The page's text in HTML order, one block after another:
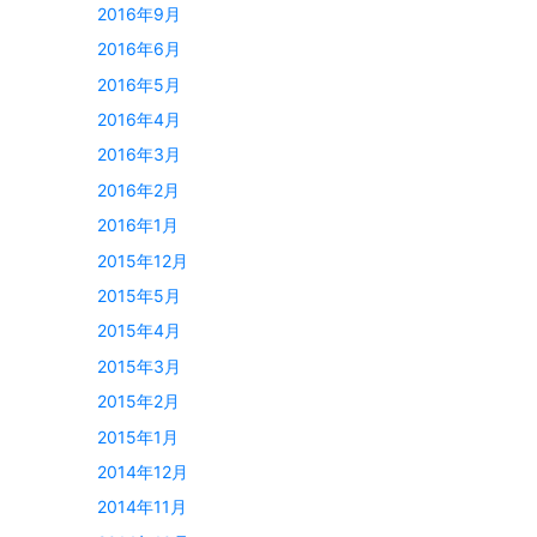
2016年9月
2016年6月
2016年5月
2016年4月
2016年3月
2016年2月
2016年1月
2015年12月
2015年5月
2015年4月
2015年3月
2015年2月
2015年1月
2014年12月
2014年11月